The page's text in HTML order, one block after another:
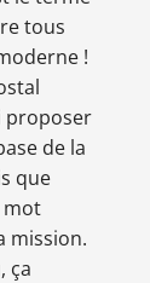
tous
!
proposer
de la
que
mot
mission.
ça